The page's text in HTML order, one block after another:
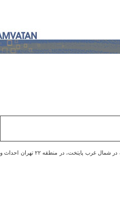
نخستین مرکز معاینه فنی سیار خودرو، به منظور توسعه زیرساخت‌های حمل‌ونقل پاک و ارتقای خدمات شهری، تسهیل دسترسی شهروندان و تحقق رویکرد حمل‌ونقل پاک در شمال غرب پایتخت، در منطقه ۲۲ تهران احداث و